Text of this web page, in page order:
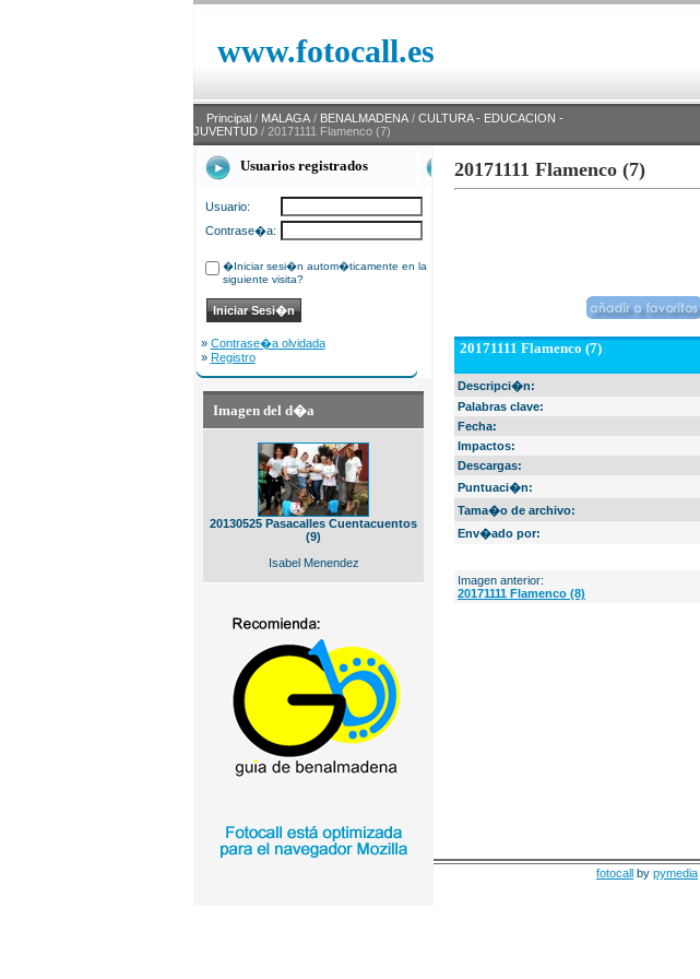
www.fotocall.es
Principal / MALAGA / BENALMADENA / CULTURA - EDUCACION -
JUVENTUD / 20171111 Flamenco (7)
Usuarios registrados
Usuario:
Contrase�a:
�Iniciar sesi�n autom�ticamente en la
siguiente visita?
» Contrase�a olvidada
» Registro
Imagen del d�a
20130525 Pasacalles Cuentacuentos
(9)
Isabel Menendez
20171111 Flamenco (7)
20171111 Flamenco (7)
Descripci�n:
Palabras clave:
Fecha:
Impactos:
Descargas:
Puntuaci�n:
Tama�o de archivo:
Env�ado por:
Imagen anterior:
20171111 Flamenco (8)
fotocall by pymedia